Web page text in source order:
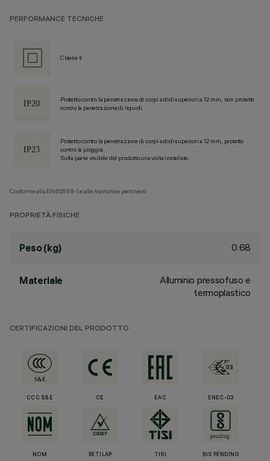
PERFORMANCE TECNICHE
Classe II
Protetto contro la penetrazione di corpi solidi superiori a 12 mm, non protetto
contro la penetrazione di liquidi.
Protetto contro la penetrazione di corpi solidi superiori a 12 mm, protetto
contro la pioggia.
Sulla parte visibile del prodotto una volta installato
Conforme alla EN60598-1 e alle normative pertinenti.
PROPRIETÀ FISICHE
Peso (kg) 0.68
Materiale
Alluminio pressofuso e
termoplastico
CERTIFICAZIONI DEL PRODOTTO
CCC S&E CE EAC ENEC-03
NOM RETILAP TISI BIS PENDING